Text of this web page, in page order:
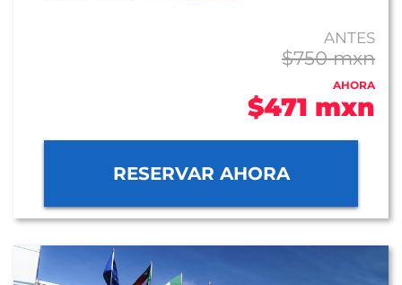
ANTES
$750 mxn
AHORA
$471 mxn
RESERVAR AHORA